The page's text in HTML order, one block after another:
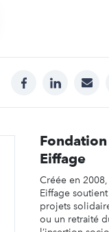
facebooklinkedinmail
Eiffage
Créée en
Eiffage
projets
ou un retraité